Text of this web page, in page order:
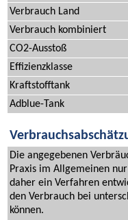
Verbrauch Land
Verbrauch kombiniert
CO2-Ausstoß
Effizienzklasse
Kraftstofftank
Adblue-Tank
Die angegebenen
Praxis im Allgemeinen
daher ein Verfahren
den Verbrauch bei
können.